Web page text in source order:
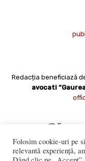
Redacția beneficiază
avocati
Folosim cookie-uri pe
relevantă experiență,